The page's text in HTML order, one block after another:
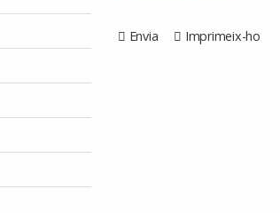
Envia Imprimeix-ho